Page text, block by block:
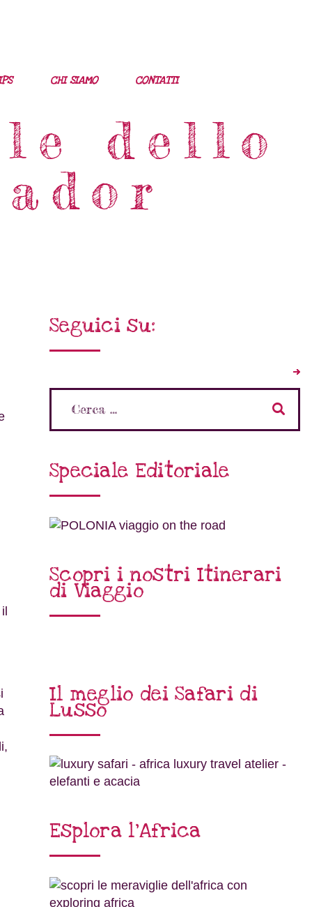
CHI SIAMO CONTATTI
dello
Seguici su:
Speciale Editoriale
Scopri i nostri Itinerari
di Viaggio
Il meglio dei Safari di
Lusso
Esplora l’Africa